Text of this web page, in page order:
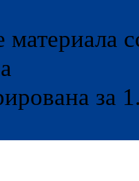
материала
за